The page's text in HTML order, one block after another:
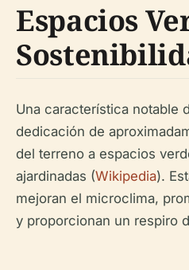
Espacios
Una característica notable
dedicación de
del terreno a espacios
ajardinadas (Wikipedia).
mejoran el microclima,
y proporcionan un respiro